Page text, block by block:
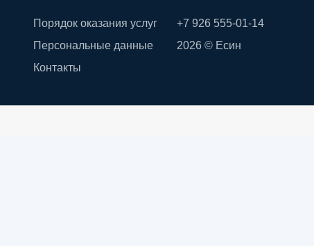
Порядок оказания услуг
Персональные данные
Контакты
+7 926 555-01-14
2026 © Есин